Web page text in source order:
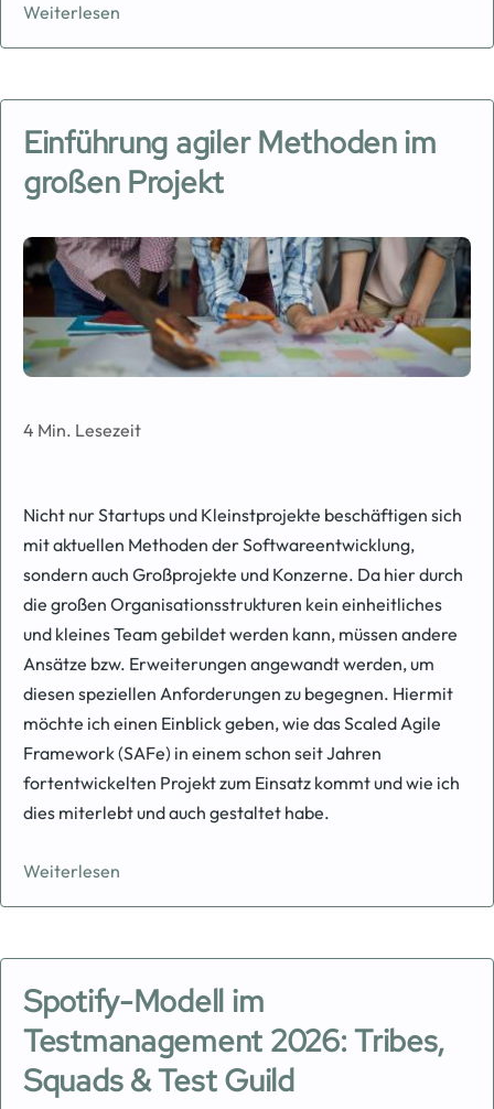
Weiterlesen
Einführung agiler Methoden im
großen Projekt
Image
4 Min. Lesezeit
Nicht nur Startups und Kleinstprojekte beschäftigen sich
mit aktuellen Methoden der Softwareentwicklung,
sondern auch Großprojekte und Konzerne. Da hier durch
die großen Organisationsstrukturen kein einheitliches
und kleines Team gebildet werden kann, müssen andere
Ansätze bzw. Erweiterungen angewandt werden, um
diesen speziellen Anforderungen zu begegnen. Hiermit
möchte ich einen Einblick geben, wie das Scaled Agile
Framework (SAFe) in einem schon seit Jahren
fortentwickelten Projekt zum Einsatz kommt und wie ich
dies miterlebt und auch gestaltet habe.
Weiterlesen
Spotify-Modell im
Testmanagement 2026: Tribes,
Squads & Test Guild